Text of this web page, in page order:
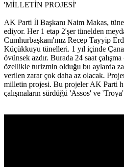
'MİLLETİN PROJESİ'
AK Parti İl Başkanı Naim Makas,
ediyor. Her 1 etap 2'şer tünelden
Cumhurbaşkanı'mız Recep Tayyip
Küçükkuyu tünelleri. 1 yıl içinde
övünsek azdır. Burada 24 saat
özellikle turizmin olduğu bu aylarda
verilen zarar çok daha az olacak.
milletin projesi. Bu projeler AK Parti
çalışmaların sürdüğü 'Assos' ve